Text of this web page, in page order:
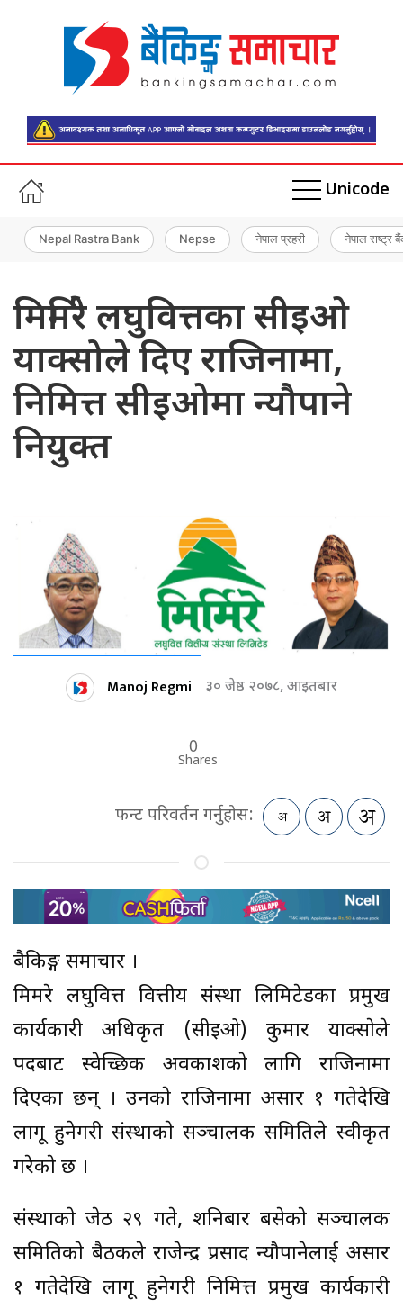
Unicode
Nepal Rastra Bank Nepse नेपाल प्रहरी नेपाल राष्ट्र
मिर्मिरे लघुवित्तका सीइओ
याक्सोले दिए राजिनामा,
निमित्त सीइओमा न्यौपाने
नियुक्त
Manoj Regmi ३० जेष्ठ २०७८, आइतबार
0
Shares
फन्ट परिवर्तन गर्नुहोस:
बैकिङ्ग समाचार ।
मिर्मिरे लघुवित्त वित्तीय संस्था लिमिटेडका प्रमुख
कार्यकारी अधिकृत (सीइओ) कुमार याक्साेले
पदबाट स्वेच्छिक अवकाशकाे लागि राजिनामा
दिएका छन् । उनकाे राजिनामा असार १ गतेदेखि
लागू हुनेगरी संस्थाकाे सञ्चालक समितिले स्वीकृत
गरेकाे छ ।
संस्थाकाे जेठ २९ गते, शनिबार बसेकाे सञ्चालक
समितिकाे बैठकले राजेन्द्र प्रसाद न्यौपानेलाई असार
१ गतेदेखि लागू हुनेगरी निमित्त प्रमुख कार्यकारी